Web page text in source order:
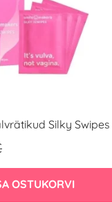
Silky Swipes
OSTUKORVI